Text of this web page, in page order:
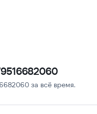
за всё время.